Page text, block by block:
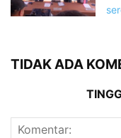
TIDAK ADA